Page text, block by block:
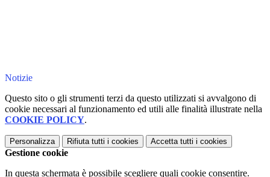
Notizie
Questo sito o gli strumenti terzi da questo utilizzati si avvalgono di
cookie necessari al funzionamento ed utili alle finalità illustrate nella
COOKIE POLICY.
Personalizza Rifiuta tutti i cookies Accetta tutti i cookies
Gestione cookie
In questa schermata è possibile scegliere quali cookie consentire.